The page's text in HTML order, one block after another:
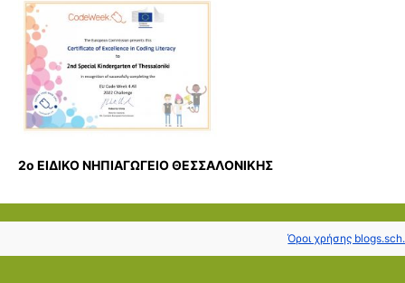
2ο ΕΙΔΙΚΟ ΝΗΠΙΑΓΩΓΕΙΟ ΘΕΣΣΑΛΟΝΙΚΗΣ
Όροι χρήσης